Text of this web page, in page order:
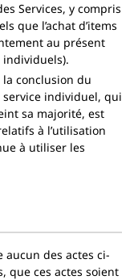
Services, y compris
que l’achat d’items
au présent
individuels).
conclusion du
service individuel, qui
sa majorité, est
à l’utilisation
à utiliser les
aucun des actes ci-
que ces actes soient